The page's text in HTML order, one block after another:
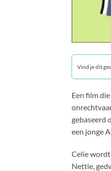
Vind je dit
Een film
gebaseerd
een jonge
Celie
Nettie,